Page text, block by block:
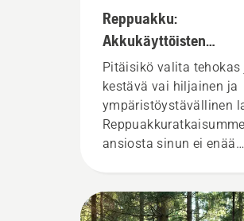
Reppuakku:
Akkukäyttöisten
työkalujen
Pitäisikö valita tehokas
kestävä vai hiljainen ja
ympäristöystävällinen
Reppuakkuratkaisumme
ansiosta sinun ei enää
”Ratkaisu vie